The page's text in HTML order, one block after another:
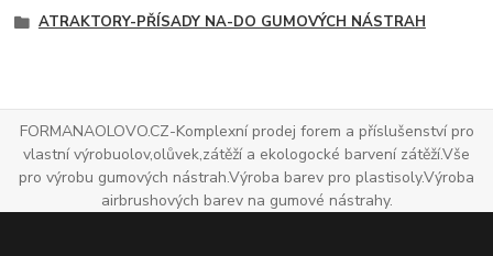
ATRAKTORY-PŘÍSADY NA-DO GUMOVÝCH NÁSTRAH
FORMANAOLOVO.CZ-Komplexní prodej forem a příslušenství pro
vlastní výrobuolov,olůvek,zátěží a ekologocké barvení zátěží.Vše
pro výrobu gumových nástrah.Výroba barev pro plastisoly.Výroba
airbrushových barev na gumové nástrahy.